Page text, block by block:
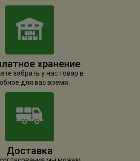
хранение
забрать у нас товар в
для вас время
Доставка